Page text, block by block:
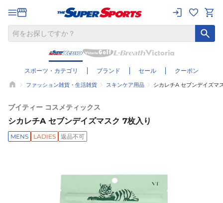
スポーツ・カテゴリ ブランド セール クーポン
ファッション雑貨・生活雑貨 スキンケア用品 シカレチA セブンデイズマ
ブイティー コスメティックス
シカレチA セブンデイズマスク 7枚入り
MENS LADIES 返品不可